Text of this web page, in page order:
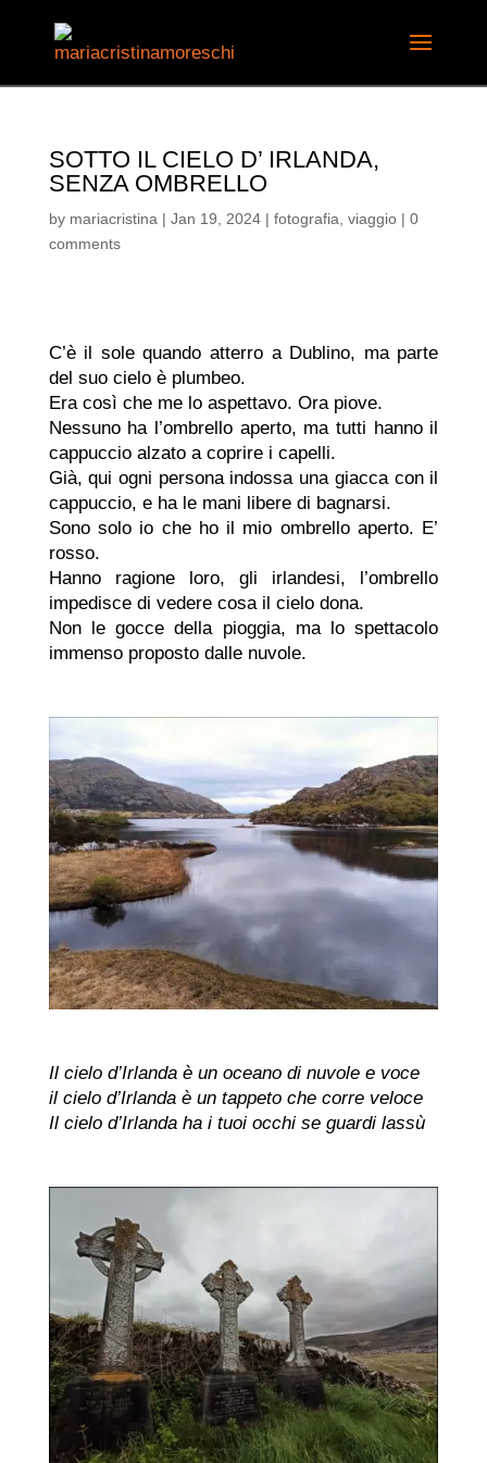
SOTTO IL CIELO D’ IRLANDA,
SENZA OMBRELLO
by mariacristina | Jan 19, 2024| fotografia viaggio| 0
comments
C’è il sole quando atterro a Dublino, ma parte
del suo cielo è plumbeo.
Era così che me lo aspettavo. Ora piove.
Nessuno ha l’ombrello aperto, ma tutti hanno il
cappuccio alzato a coprire i capelli.
Già, qui ogni persona indossa una giacca con il
cappuccio, e ha le mani libere di bagnarsi.
Sono solo io che ho il mio ombrello aperto. E’
rosso.
Hanno ragione loro, gli irlandesi, l’ombrello
impedisce di vedere cosa il cielo dona.
Non le gocce della pioggia, ma lo spettacolo
immenso proposto dalle nuvole.
Il cielo d’Irlanda è un oceano di nuvole e voce
il cielo d’Irlanda è un tappeto che corre veloce
Il cielo d’Irlanda ha i tuoi occhi se guardi lassù